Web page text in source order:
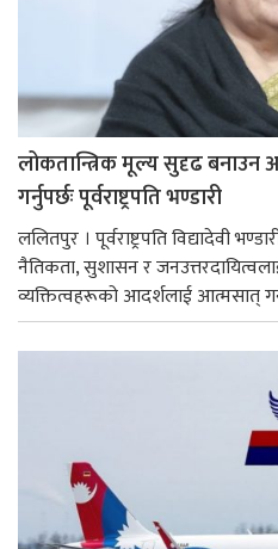
लोकतान्त्रिक मूल्य सुदृढ बनाउन
गर्नुपर्छः पूर्वराष्ट्रपति भण्डारी
ललितपुर । पूर्वराष्ट्रपति विद्यादेवी
नैतिकता, सुशासन र
व्यक्तित्वहरूको आदर्शलाई आत्मसात्